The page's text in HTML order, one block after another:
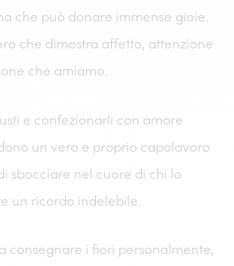
che può donare immense gioie.
che dimostra affetto, attenzione
che amiamo.
e confezionarli con amore
un vero e proprio capolavoro
sbocciare nel cuore di chi lo
un ricordo indelebile.
consegnare i fiori personalmente,